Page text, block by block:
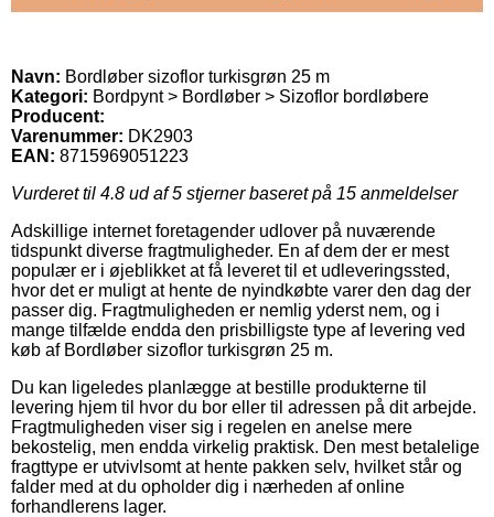
Navn: Bordløber sizoflor turkisgrøn 25 m
Kategori: Bordpynt > Bordløber > Sizoflor bordløbere
Producent:
Varenummer: DK2903
EAN: 8715969051223
Vurderet til 4.8 ud af 5 stjerner baseret på 15 anmeldelser
Adskillige internet foretagender udlover på nuværende
tidspunkt diverse fragtmuligheder. En af dem der er mest
populær er i øjeblikket at få leveret til et udleveringssted,
hvor det er muligt at hente de nyindkøbte varer den dag der
passer dig. Fragtmuligheden er nemlig yderst nem, og i
mange tilfælde endda den prisbilligste type af levering ved
køb af Bordløber sizoflor turkisgrøn 25 m.
Du kan ligeledes planlægge at bestille produkterne til
levering hjem til hvor du bor eller til adressen på dit arbejde.
Fragtmuligheden viser sig i regelen en anelse mere
bekostelig, men endda virkelig praktisk. Den mest betalelige
fragttype er utvivlsomt at hente pakken selv, hvilket står og
falder med at du opholder dig i nærheden af online
forhandlerens lager.